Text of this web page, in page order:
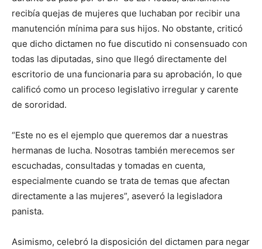
recibía quejas de mujeres que luchaban por recibir una
manutención mínima para sus hijos. No obstante, criticó
que dicho dictamen no fue discutido ni consensuado con
todas las diputadas, sino que llegó directamente del
escritorio de una funcionaria para su aprobación, lo que
calificó como un proceso legislativo irregular y carente
de sororidad.
“Este no es el ejemplo que queremos dar a nuestras
hermanas de lucha. Nosotras también merecemos ser
escuchadas, consultadas y tomadas en cuenta,
especialmente cuando se trata de temas que afectan
directamente a las mujeres”, aseveró la legisladora
panista.
Asimismo, celebró la disposición del dictamen para negar